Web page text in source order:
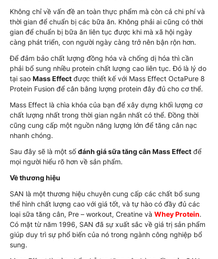
Không chỉ về vấn đề an toàn thực phẩm mà còn cả chi phí và
thời gian để chuẩn bị các bữa ăn. Không phải ai cũng có thời
gian để chuẩn bị bữa ăn liên tục được khi mà xã hội ngày
càng phát triển, con người ngày càng trở nên bận rộn hơn.
Để đảm bảo chất lượng đồng hóa và chống dị hóa thì cần
phải bổ sung nhiều protein chất lượng cao liên tục. Đó là lý do
tại sao Mass Effect được thiết kế với Mass Effect OctaPure 8
Protein Fusion để cân bằng lượng protein đây đủ cho cơ thể.
Mass Effect là chìa khóa của bạn để xây dựng khối lượng cơ
chất lượng nhất trong thời gian ngắn nhất có thể. Đồng thời
cũng cung cấp một nguồn năng lượng lớn để tăng cân nạc
nhanh chóng.
Sau đây sẽ là một sốđánh giá sữa tăng cân Mass Effect để
mọi người hiểu rõ hơn về sản phẩm.
Về thương hiệu
SAN là một thương hiệu chuyên cung cấp các chất bổ sung
thể hình chất lượng cao với giá tốt, và tự hào có đầy đủ các
loại sữa tăng cân, Pre – workout, Creatine và Whey Protein.
Có mặt từ năm 1996, SAN đã sự xuất sắc về giá trị sản phẩm
giúp duy trì sự phổ biến của nó trong ngành công nghiệp bổ
sung.